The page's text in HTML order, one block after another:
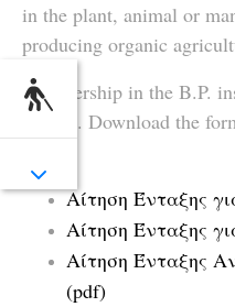
in the plant, animal or
producing organic
Membership in the B.P.
system. Download the
Αίτηση Ένταξης
Αίτηση Ένταξης
Αίτηση Ένταξης
(pdf)